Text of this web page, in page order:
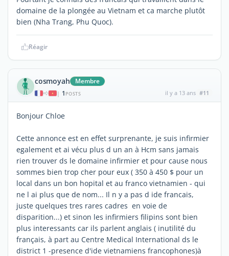
domaine de la plongée au Vietnam et ca marche plutôt
bien (Nha Trang, Phu Quoc).
Réagir
cosmoyah Membre
| 1 POSTS il y a 13 ans #11
Bonjour Chloe
Cette annonce est en effet surprenante, je suis infirmier
egalement et ai vécu plus d un an à Hcm sans jamais
rien trouver ds le domaine infirmier et pour cause nous
sommes bien trop cher pour eux ( 350 à 450 $ pour un
local dans un bon hopital et au franco vietnamien - qui
ne l ai plus que de nom... Il n y a pas d ide francais,
juste quelques tres rares cadres en voie de
disparition...) et sinon les infirmiers filipins sont bien
plus interessants car ils parlent anglais ( inutilité du
français, à part au Centre Medical International ds le
district 1 -presence d'ide vietnamiens francophones)à